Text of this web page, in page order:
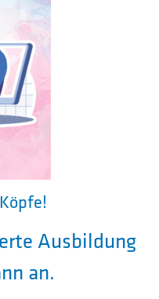
Ausbildung
an.